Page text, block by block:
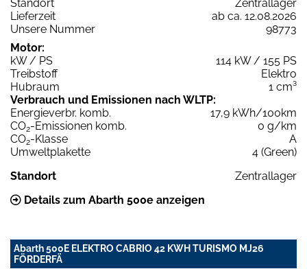
Standort
Zentrallager
Lieferzeit
ab ca. 12.08.2026
Unsere Nummer
98773
Motor:
kW / PS
114 kW / 155 PS
Treibstoff
Elektro
Hubraum
1 cm³
Verbrauch und Emissionen nach WLTP:
Energieverbr. komb.
17,9 kWh/100km
CO2-Emissionen komb.
0 g/km
CO2-Klasse
A
Umweltplakette
4 (Green)
Standort
Zentrallager
Details zum Abarth 500e anzeigen
Abarth 500E ELEKTRO CABRIO 42 KWH TURISMO MJ26
FÖRDERFÄ